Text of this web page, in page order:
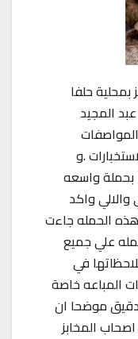
بمحلية حلفا
المجيد
.و
بحملة واسعه
واكد
الحمله جاءت
علي جميع
في
المباعه خاصة
موضحا ان
المخابز